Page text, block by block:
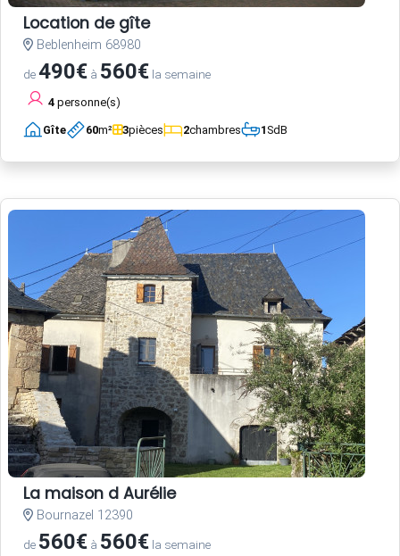
Location de gîte
Beblenheim 68980
de490€ à 560€ la semaine
4 personne(s)
Gîte 60m² 3pièces 2chambres 1SdB
La maison d Aurélie
Bournazel 12390
de 560€ à 560€ la semaine